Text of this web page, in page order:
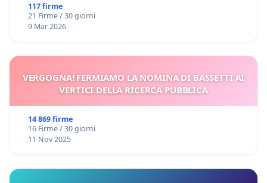
117 firme
21 Firme / 30 giorni
9 Mar 2026
VERGOGNA! FERMIAMO LA NOMINA DI BASSETTI AI
VERTICI DELLA RICERCA PUBBLICA
14 869 firme
16 Firme / 30 giorni
11 Nov 2025